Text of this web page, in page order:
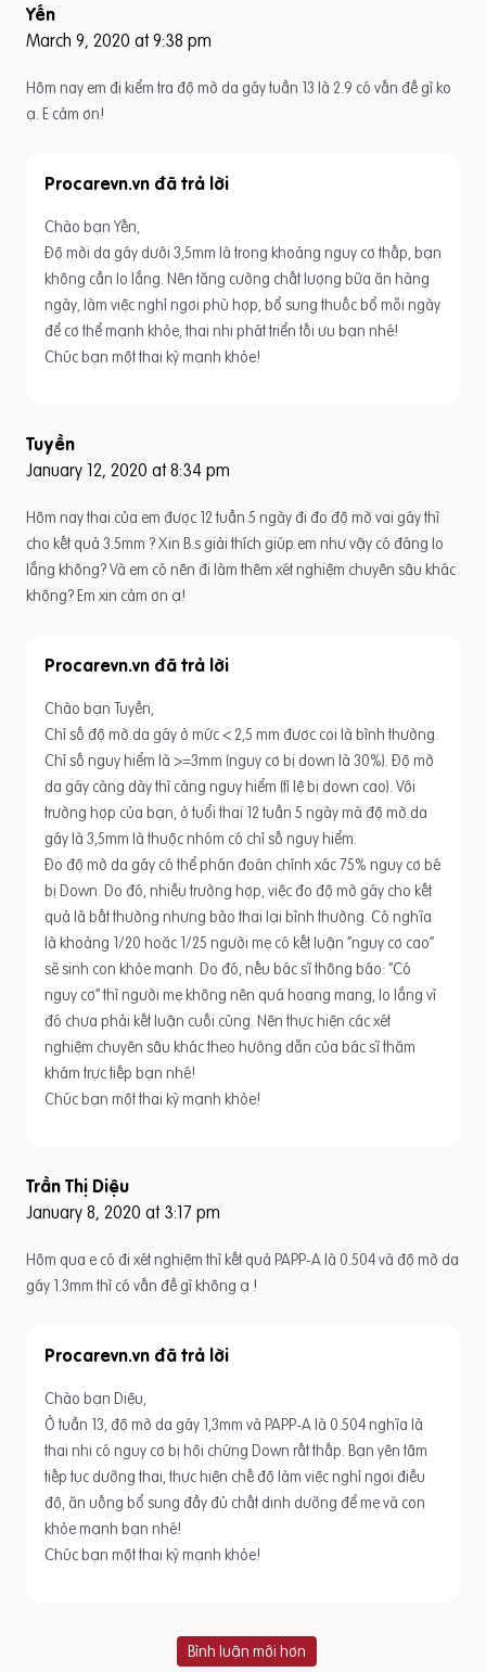
Yến
March 9, 2020 at 9:38 pm
Hôm nay em đi kiểm tra độ mờ da gáy tuần 13 là 2.9 có vấn đề gì ko
ạ. E cảm ơn!
Procarevn.vn
Chào bạn Yến,
Độ mời da gáy dưới 3,5mm là trong khoảng nguy cơ thấp, bạn
không cần lo lắng. Nên tăng cường chất lượng bữa ăn hàng
ngày, làm việc nghỉ ngơi phù hợp, bổ sung thuốc bổ mỗi ngày
để cơ thể mạnh khỏe, thai nhi phát triển tối ưu bạn nhé!
Chúc bạn một thai kỳ mạnh khỏe!
Tuyền
January 12, 2020 at 8:34 pm
Hôm nay thai của em được 12 tuần 5 ngày đi đo độ mờ vai gáy thì
cho kết quả 3.5mm ? Xin B.s giải thích giúp em như vậy có đáng lo
lắng không? Và em có nên đi làm thêm xét nghiệm chuyên sâu khác
không? Em xin cảm ơn ạ!
Procarevn.vn
Chào bạn Tuyền,
Chỉ số độ mờ da gáy ở mức < 2,5 mm đươc coi là bình thường.
Chỉ số nguy hiểm là >=3mm (nguy cơ bị down là 30%). Độ mờ
da gáy càng dày thì càng nguy hiểm (tỉ lệ bị down cao). Với
trường hợp của bạn, ở tuổi thai 12 tuần 5 ngày mà độ mờ da
gáy là 3,5mm là thuộc nhóm có chỉ số nguy hiểm.
Đo độ mờ da gáy có thể phán đoán chính xác 75% nguy cơ bé
bị Down. Do đó, nhiều trường hợp, việc đo độ mờ gáy cho kết
quả là bất thường nhưng bào thai lại bình thường. Có nghĩa
là khoảng 1/20 hoặc 1/25 người mẹ có kết luận “nguy cơ cao”
sẽ sinh con khỏe mạnh. Do đó, nếu bác sĩ thông báo: “Có
nguy cơ” thì người mẹ không nên quá hoang mang, lo lắng vì
đó chưa phải kết luận cuối cùng. Nên thực hiện các xét
nghiệm chuyên sâu khác theo hướng dẫn của bác sĩ thăm
khám trực tiếp bạn nhé!
Chúc bạn một thai kỳ mạnh khỏe!
Trần Thị Diệu
January 8, 2020 at 3:17 pm
Hôm qua e có đi xét nghiệm thì kết quả PAPP-A là 0.504 và độ mờ da
gáy 1.3mm thì có vấn đề gì không ạ !
Procarevn.vn
Chào bạn Diệu,
Ở tuần 13, độ mờ da gáy 1,3mm và PAPP-A là 0.504 nghĩa là
thai nhi có nguy cơ bị hội chứng Down rất thấp. Bạn yên tâm
tiếp tục dưỡng thai, thực hiện chế độ làm việc nghỉ ngơi điều
độ, ăn uống bổ sung đầy đủ chất dinh dưỡng để mẹ và con
khỏe mạnh bạn nhé!
Chúc bạn một thai kỳ mạnh khỏe!
Bình luận mới hơn